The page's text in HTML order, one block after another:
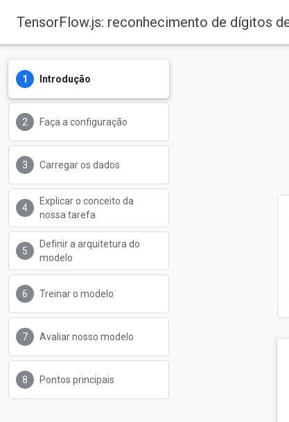
TensorFlow.js: reconhecimento de dígitos
Introdução
Faça a configuração
Carregar os dados
Explicar o conceito da
nossa tarefa
Definir a arquitetura do
modelo
Treinar o modelo
Avaliar nosso modelo
Pontos principais